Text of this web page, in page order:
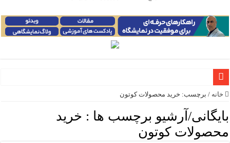
معرفی ۱۶ مسیر برتر کشتی استانبول | راهنمای کامل کشتی‌سواری در بسفر
اپلیکیشن KarDes؛ راهنمای رایگان کشف تاریخ و فرهنگ پنهان ترکیه
مرکز خرید پولات استانبول | تجربه‌ای متفاوت از خرید و سبک
خانه / برچسب: خرید محصولات کوتون
بایگانی/آرشیو برچسب ها : خرید
محصولات کوتون